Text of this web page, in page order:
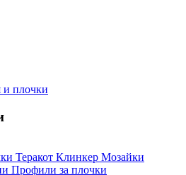
и плочки
Теракот Клинкер Мозайки
Профили за плочки